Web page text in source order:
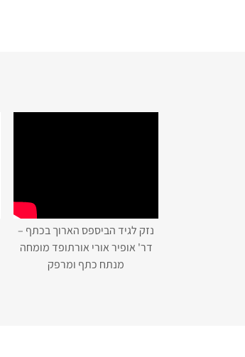
נזק לגיד הביספס הארוך בכתף –
דר' אופיר אורי אורתופד מומחה
מנתח כתף ומרפק